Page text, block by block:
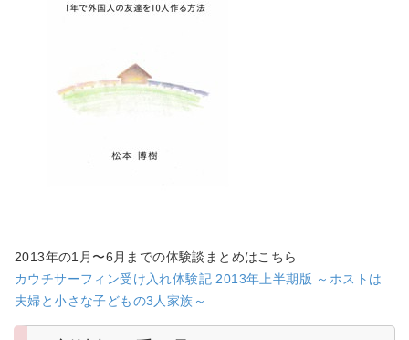
2013年の1月〜6月までの体験談まとめはこちら
カウチサーフィン受け入れ体験記 2013年上半期版 ～ホストは
夫婦と小さな子どもの3人家族～